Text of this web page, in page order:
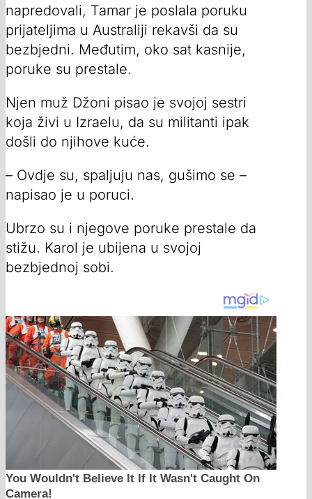
napredovali, Tamar je poslala poruku
prijateljima u Australiji rekavši da su
bezbjedni. Međutim, oko sat kasnije,
poruke su prestale.
Njen muž Džoni pisao je svojoj sestri
koja živi u Izraelu, da su militanti ipak
došli do njihove kuće.
– Ovdje su, spaljuju nas, gušimo se –
napisao je u poruci.
Ubrzo su i njegove poruke prestale da
stižu. Karol je ubijena u svojoj
bezbjednoj sobi.